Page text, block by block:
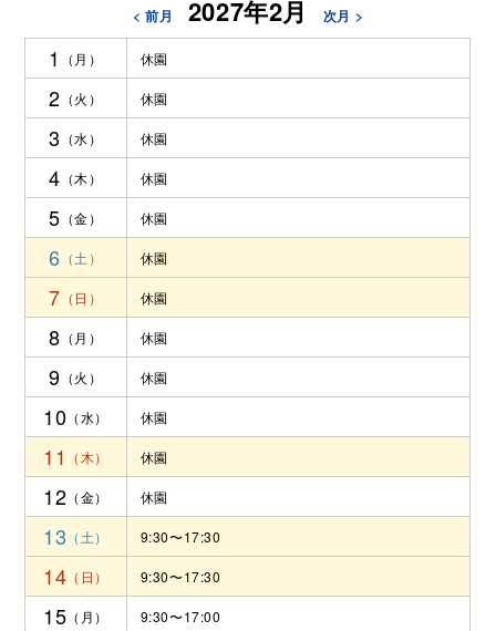
< 前月 2027年2月 次月 >
1 休園
2 休園
3 休園
4 休園
5 休園
6 休園
7 休園
8 休園
9 休園
10 休園
11 休園
12 休園
13 9:30〜17:30
14 9:30〜17:30
15 9:30〜17:00